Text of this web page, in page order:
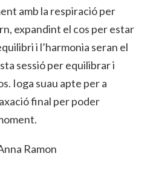
amb la respiració per
expandint el cos per estar
i l’harmonia seran el
sessió per equilibrar i
Ioga suau apte per a
final per poder
Ramon